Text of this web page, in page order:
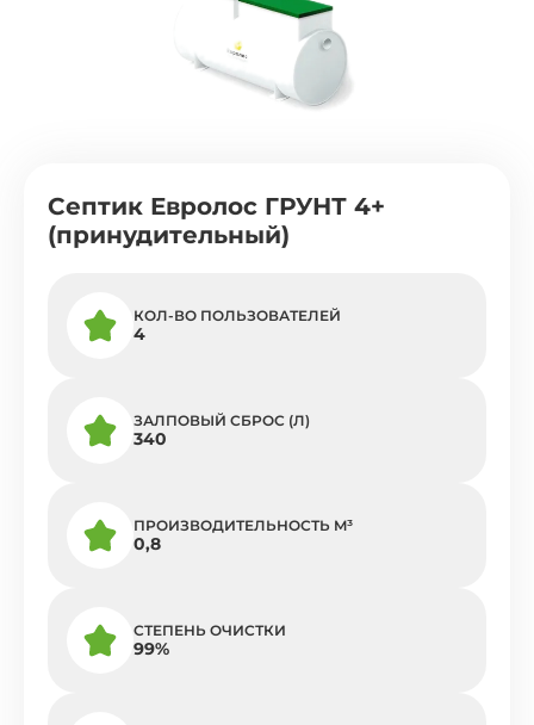
Септик Евролос ГРУНТ 4+
(принудительный)
КОЛ-ВО ПОЛЬЗОВАТЕЛЕЙ
4
ЗАЛПОВЫЙ СБРОС (Л)
340
ПРОИЗВОДИТЕЛЬНОСТЬ M³
0,8
СТЕПЕНЬ ОЧИСТКИ
99%